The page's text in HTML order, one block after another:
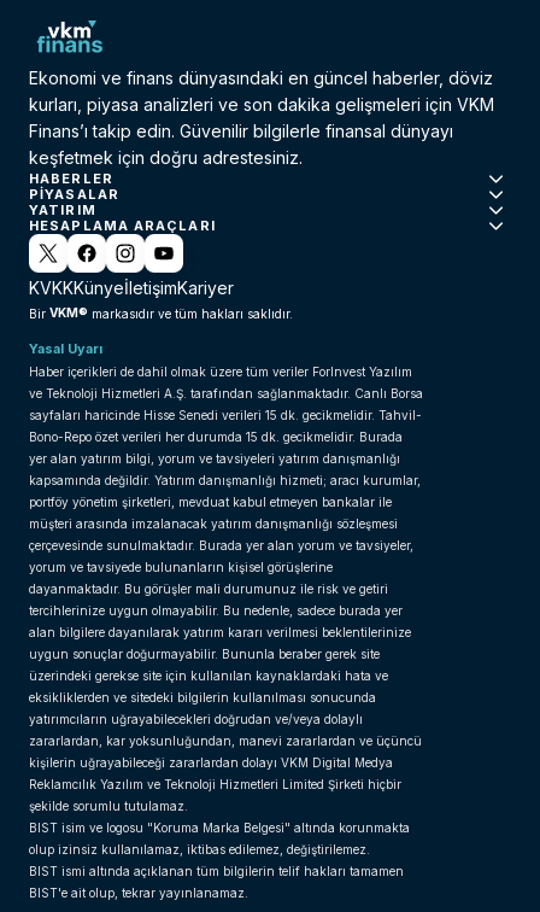
Ekonomi ve finans dünyasındaki en güncel haberler, döviz
kurları, piyasa analizleri ve son dakika gelişmeleri için VKM
Finans’ı takip edin. Güvenilir bilgilerle finansal dünyayı
keşfetmek için doğru adrestesiniz.
HABERLER
PIYASALAR
YATIRIM
HESAPLAMA ARAÇLARI
KVKKKünyeİletişimKariyer
Bir VKM® markasıdır ve tüm hakları saklıdır.
Yasal Uyarı
Haber içerikleri de dahil olmak üzere tüm veriler ForInvest Yazılım
ve Teknoloji Hizmetleri A.Ş. tarafından sağlanmaktadır. Canlı Borsa
sayfaları haricinde Hisse Senedi verileri 15 dk. gecikmelidir. Tahvil-
Bono-Repo özet verileri her durumda 15 dk. gecikmelidir. Burada
yer alan yatırım bilgi, yorum ve tavsiyeleri yatırım danışmanlığı
kapsamında değildir. Yatırım danışmanlığı hizmeti; aracı kurumlar,
portföy yönetim şirketleri, mevduat kabul etmeyen bankalar ile
müşteri arasında imzalanacak yatırım danışmanlığı sözleşmesi
çerçevesinde sunulmaktadır. Burada yer alan yorum ve tavsiyeler,
yorum ve tavsiyede bulunanların kişisel görüşlerine
dayanmaktadır. Bu görüşler mali durumunuz ile risk ve getiri
tercihlerinize uygun olmayabilir. Bu nedenle, sadece burada yer
alan bilgilere dayanılarak yatırım kararı verilmesi beklentilerinize
uygun sonuçlar doğurmayabilir. Bununla beraber gerek site
üzerindeki gerekse site için kullanılan kaynaklardaki hata ve
eksikliklerden ve sitedeki bilgilerin kullanılması sonucunda
yatırımcıların uğrayabilecekleri doğrudan ve/veya dolaylı
zararlardan, kar yoksunluğundan, manevi zararlardan ve üçüncü
kişilerin uğrayabileceği zararlardan dolayı VKM Digital Medya
Reklamcılık Yazılım ve Teknoloji Hizmetleri Limited Şirketi hiçbir
şekilde sorumlu tutulamaz.
BIST isim ve logosu "Koruma Marka Belgesi" altında korunmakta
olup izinsiz kullanılamaz, iktibas edilemez, değiştirilemez.
BIST ismi altında açıklanan tüm bilgilerin telif hakları tamamen
BIST'e ait olup, tekrar yayınlanamaz.